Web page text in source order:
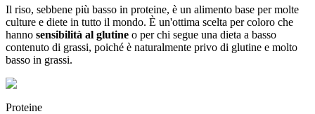
Il riso, sebbene più basso in proteine, è un alimento base per molte
culture e diete in tutto il mondo. È un'ottima scelta per coloro che
hanno sensibilità al glutine o per chi segue una dieta a basso
contenuto di grassi, poiché è naturalmente privo di glutine e molto
basso in grassi.
Proteine